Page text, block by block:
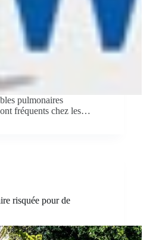
pulmonaires
fréquents chez les…
risquée pour de